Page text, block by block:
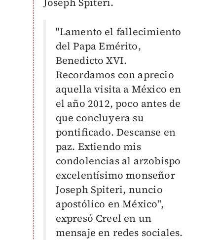
"Lamento el fallecimiento
del Papa Emérito,
Benedicto XVI.
Recordamos con aprecio
aquella visita a México en
el año 2012, poco antes de
que concluyera su
pontificado. Descanse en
paz. Extiendo mis
condolencias al arzobispo
excelentísimo monseñor
Joseph Spiteri, nuncio
apostólico en México",
expresó Creel en un
mensaje en redes sociales.